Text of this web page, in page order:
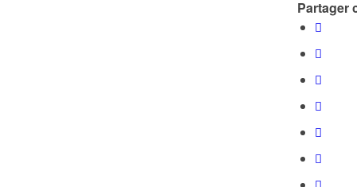
Partager